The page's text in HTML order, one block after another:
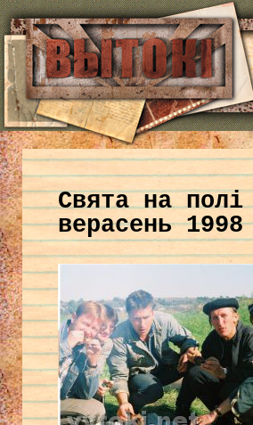
Свята на
верасень 1998